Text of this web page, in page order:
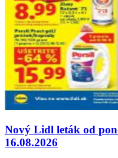
Nový Lidl leták od
16.08.2026